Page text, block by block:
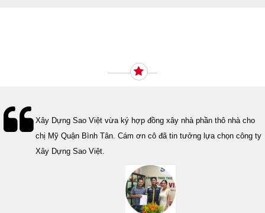
Lễ bàn giao nhà cho gia đình Cô Vân quận 11. Cám ơn anh Tính
đã tin tưởng, lựa chọn công ty Xây Dựng Sao Việt.